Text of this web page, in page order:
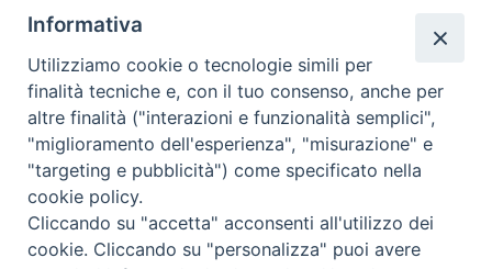
Orari
da lunedi al venerdi dalle ore 9.30 alle 12.30
Contatti
Tel. 090.6684111 - Fax. 090.6684206
Informativa
Utilizziamo cookie o tecnologie simili per
finalità tecniche e, con il tuo consenso, anche per
altre finalità ("interazioni e funzionalità semplici",
"miglioramento dell'esperienza", "misurazione" e
"targeting e pubblicità") come specificato nella
cookie policy.
Cliccando su "accetta" acconsenti all'utilizzo dei
cookie. Cliccando su "personalizza" puoi avere